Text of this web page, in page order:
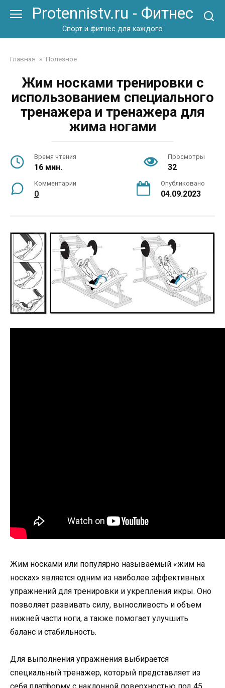
Protennistv.ru - Фитнес
Спорт и фитнес для каждого
Главная » Полезное
Жим носками тренировки с
использованием специального
тренажера и тренажера для
жима ногами
Время чтения
16 мин.
Просмотры
32
Комментарии
0
Опубликовано
04.09.2023
Жим носками или популярно называемый «жим на
носках» является одним из наиболее эффективных
упражнений для тренировки и укрепления икры. Оно
позволяет развивать силу, выносливость и объем
нижней части ноги, а также помогает улучшить
баланс и стабильность.
Для выполнения упражнения выбирается
специальный тренажер, который представляет из